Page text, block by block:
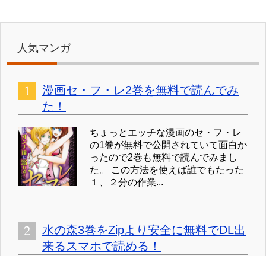
人気マンガ
漫画セ・フ・レ2巻を無料で読んでみ
た！
ちょっとエッチな漫画のセ・フ・レ
の1巻が無料で公開されていて面白か
ったので2巻も無料で読んでみまし
た。 この方法を使えば誰でもたった
１、２分の作業...
水の森3巻をZipより安全に無料でDL出
来るスマホで読める！